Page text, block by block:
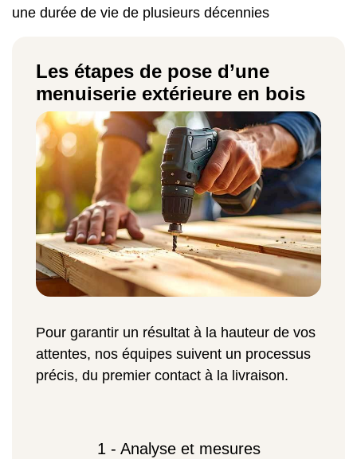
une durée de vie de plusieurs décennies
Les étapes de pose d’une
menuiserie extérieure en bois
Pour garantir un résultat à la hauteur de vos
attentes, nos équipes suivent un processus
précis, du premier contact à la livraison.
1 - Analyse et mesures